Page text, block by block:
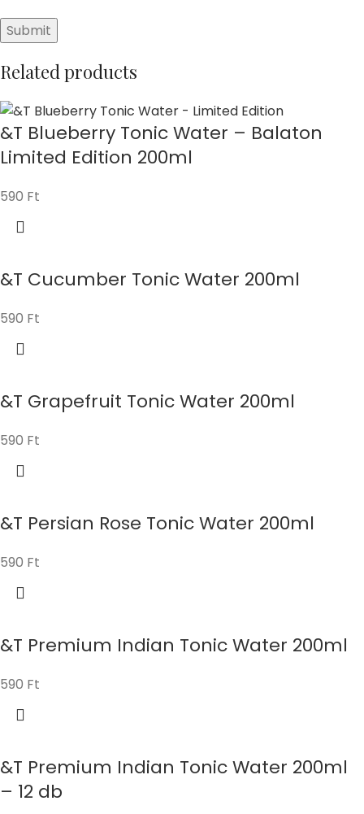
Related products
&T Blueberry Tonic Water – Balaton
Limited Edition 200ml
590 Ft
&T Cucumber Tonic Water 200ml
590 Ft
&T Grapefruit Tonic Water 200ml
590 Ft
&T Persian Rose Tonic Water 200ml
590 Ft
&T Premium Indian Tonic Water 200ml
590 Ft
&T Premium Indian Tonic Water 200ml
– 12 db